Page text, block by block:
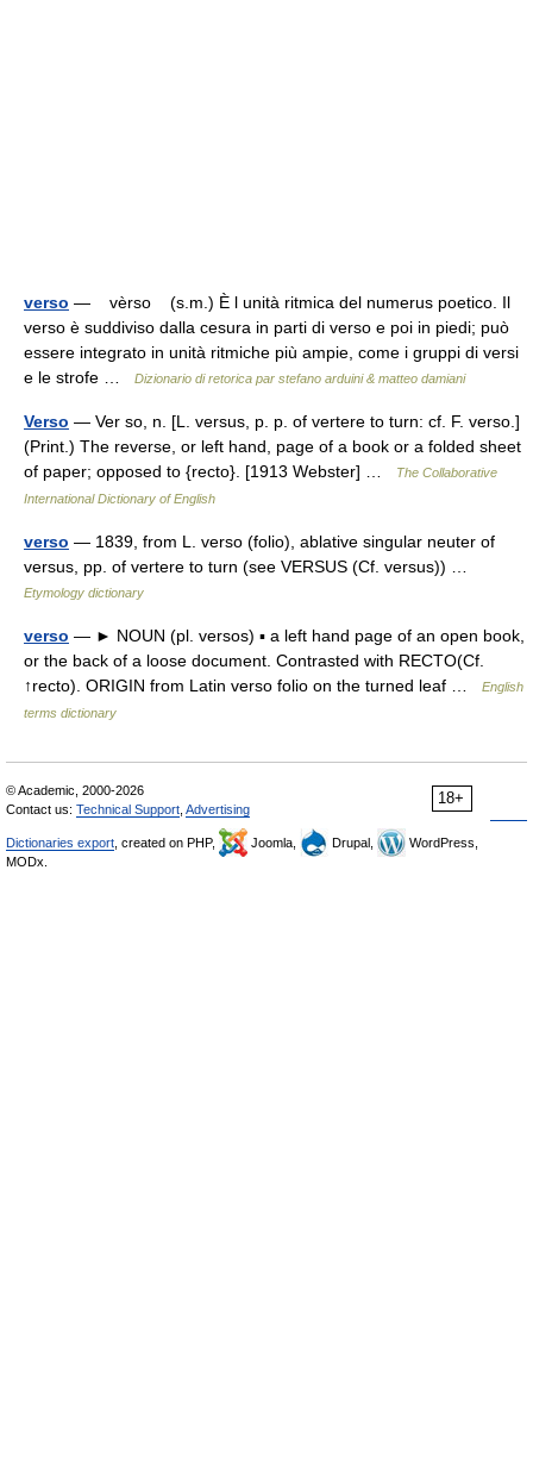
verso — vèrso (s.m.) È l unità ritmica del numerus poetico. Il
verso è suddiviso dalla cesura in parti di verso e poi in piedi; può
essere integrato in unità ritmiche più ampie, come i gruppi di versi
e le strofe …
Dizionario di retorica par stefano arduini & matteo damiani
Verso — Ver so, n. [L. versus, p. p. of vertere to turn: cf. F. verso.]
(Print.) The reverse, or left hand, page of a book or a folded sheet
of paper; opposed to {recto}. [1913 Webster] …
The Collaborative
International Dictionary of English
verso — 1839, from L. verso (folio), ablative singular neuter of
versus, pp. of vertere to turn (see VERSUS (Cf. versus)) …
Etymology dictionary
verso — ► NOUN (pl. versos) ▪ a left hand page of an open book,
or the back of a loose document. Contrasted with RECTO(Cf.
↑recto). ORIGIN from Latin verso folio on the turned leaf …
English
terms dictionary
18+
© Academic, 2000-2026
Contact us: Technical Support Advertising
Dictionaries export , created on PHP, Joomla, Drupal,
WordPress,
MODx.